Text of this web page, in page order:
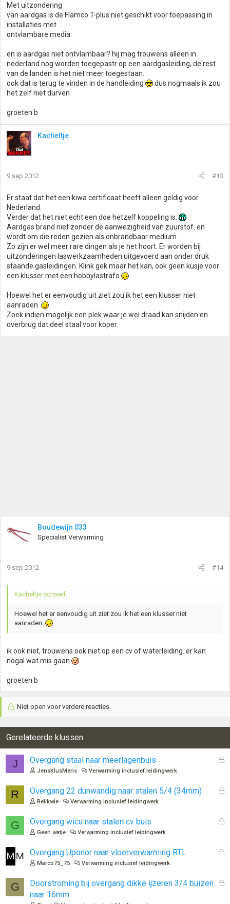
Met uitzondering
van aardgas is de Flamco T-plus niet geschikt voor toepassing in
installaties met
ontvlambare media.
en is aardgas niet ontvlambaar? hij mag trouwens alleen in
nederland nog worden toegepastr op een aardgasleiding, de rest
van de landen is het niet meer toegestaan.
ook dat is terug te vinden in de handleiding
dus nogmaals ik zou
het zelf niet durven
groeten b
Kacheltje
9 sep 2012 #13
Er staat dat het een kiwa certificaat heeft alleen geldig voor
Nederland.
Verder dat het niet echt een doe hetzelf koppeling is.
Aardgas brand niet zonder de aanwezigheid van zuurstof. en
wordt om die reden gezien als onbrandbaar medium.
Zo zijn er wel meer rare dingen als je het hoort. Er worden bij
uitzonderingen laswerkzaamheden uitgevoerd aan onder druk
staande gasleidingen. Klink gek maar het kan, ook geen kusje voor
een klusser met een hobbylastrafo.
Hoewel het er eenvoudig uit ziet zou ik het een klusser niet
aanraden.
Zoek indien mogelijk een plek waar je wel draad kan snijden en
overbrug dat deel staal voor koper.
Boudewijn 033
Specialist Verwarming
9 sep 2012 #14
Kacheltje schreef:
Hoewel het er eenvoudig uit ziet zou ik het een klusser niet
aanraden.
ik ook niet, trouwens ook niet op een cv of waterleiding. er kan
nogal wat mis gaan
groeten b
Niet open voor verdere reacties.
Gerelateerde klussen
J
G
n
Overgang staal naar meerlagenbuis
JensKlusMens Verwarming inclusief leidingwerk
R
G
n
Overgang 22 dunwandig naar stalen 5/4 (34mm)
Relikwie Verwarming inclusief leidingwerk
G
G
n
Overgang wicu naar stalen cv buis
Geen watje Verwarming inclusief leidingwerk
G
Overgang Uponor naar vloerverwarming RTL
Marco75_75 Verwarming inclusief leidingwerk
G
G
Doorstroming bij overgang dikke ijzeren 3/4 buizen
naar 16mm.